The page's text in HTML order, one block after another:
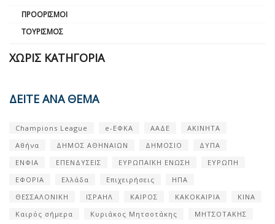
ΠΡΟΟΡΙΣΜΟΊ
ΤΟΥΡΙΣΜΌΣ
ΧΩΡΊΣ ΚΑΤΗΓΟΡΊΑ
ΔΕΙΤΕ ΑΝΑ ΘΕΜΑ
Champions League e-ΕΦΚΑ ΑΑΔΕ
ΑΚΙΝΗΤΑ
Αθήνα
ΔΗΜΟΣ ΑΘΗΝΑΙΩΝ ΔΗΜΟΣΙΟ
ΔΥΠΑ
ΕΝΦΙΑ
ΕΠΕΝΔΥΣΕΙΣ ΕΥΡΩΠΑΪΚΗ ΕΝΩΣΗ
ΕΥΡΩΠΗ
ΕΦΟΡΙΑ
Ελλάδα Επιχειρήσεις
ΗΠΑ
ΘΕΣΣΑΛΟΝΙΚΗ
ΙΣΡΑΗΛ ΚΑΙΡΟΣ ΚΑΚΟΚΑΙΡΙΑ
ΚΙΝΑ
Καιρός σήμερα
Κυριάκος Μητσοτάκης
ΜΗΤΣΟΤΑΚΗΣ